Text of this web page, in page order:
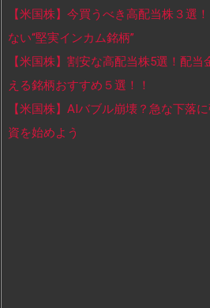
【米国株】今買うべき高配当株３選
ない“堅実インカム銘柄”
【米国株】割安な高配当株5選！配
える銘柄おすすめ５選！！
【米国株】AIバブル崩壊？急な下落
資を始めよう